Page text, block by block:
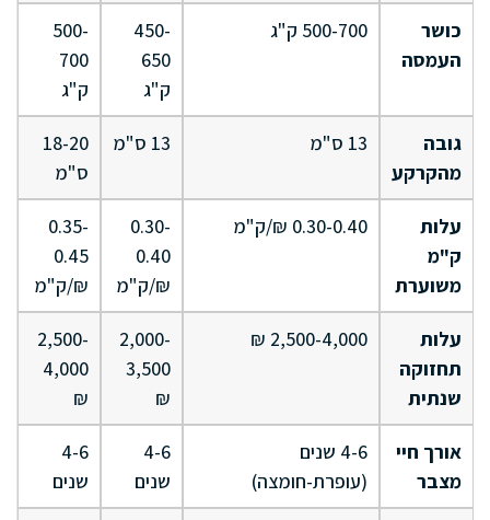
כושר
העמסה
500-700 ק"ג
450-
650
ק"ג
500-
700
ק"ג
גובה
מהקרקע
13 ס"מ 13 ס"מ
18-20
ס"מ
עלות
ק"מ
משוערת
0.30-0.40 ₪/ק"מ
0.30-
0.40
₪/ק"מ
0.35-
0.45
₪/ק"מ
עלות
תחזוקה
שנתית
2,500-4,000 ₪
2,000-
3,500
₪
2,500-
4,000
₪
אורך חיי
מצבר
4-6 שנים
(עופרת-חומצה)
4-6
שנים
4-6
שנים